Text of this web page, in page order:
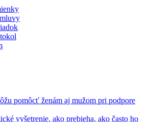
pomôcť ženám aj mužom pri podpore
vyšetrenie, ako prebieha, ako často ho